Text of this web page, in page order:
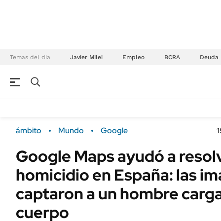
Temas del día Javier Milei Empleo BCRA Deuda
Campo
FINANZAS
Dólar
Sustentabilidad
Seguros
POLÍTICA
ámbito Mundo Google
Google Maps ayudó a
homicidio en España: las
captaron a un hombre
cuerpo